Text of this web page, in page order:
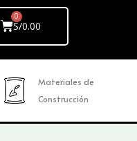
S/0.00
Cart
Materiales de
Construcción